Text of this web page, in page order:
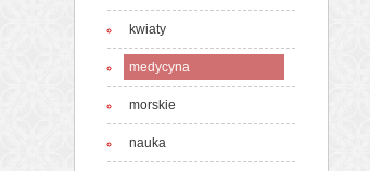
kwiaty
medycyna
morskie
nauka